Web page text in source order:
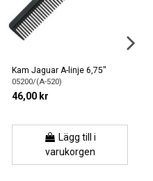
Kam Jaguar A-linje 6,75"
05200/(A-520)
46,00 kr
Lägg till i
varukorgen